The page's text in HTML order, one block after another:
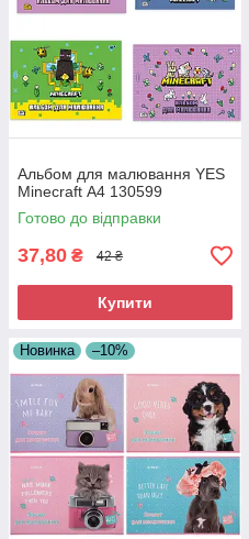
Альбом для малювання YES
Minecraft А4 130599
Готово до відправки
37,80 ₴ 42 ₴
Купити
Новинка –10%